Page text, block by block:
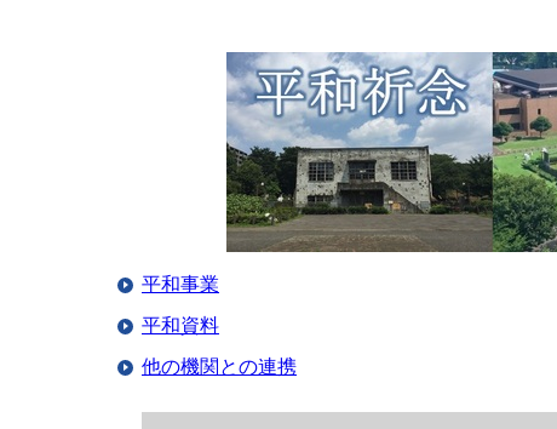
平和事業
平和資料
他の機関との連携